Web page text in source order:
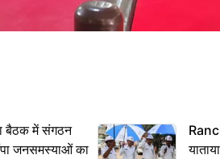
बैठक में संगठन
जनसमस्याओं का